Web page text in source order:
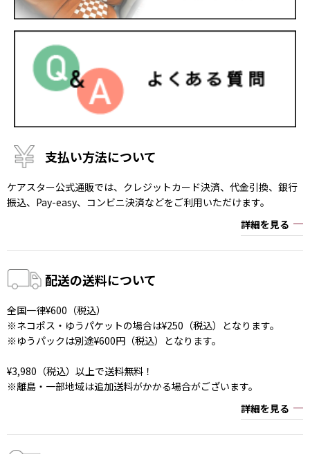
支払い方法について
ケアスター公式通販では、クレジットカード決済、代金引換、銀行
振込、Pay-easy、コンビニ決済などをご利用いただけます。
詳細を見る
配送の送料について
全国一律¥600（税込）
※ネコポス・ゆうパケットの場合は¥250（税込）となります。
※ゆうパックは別途¥600円（税込）となります。
¥3,980（税込）以上で送料無料！
※離島・一部地域は追加送料がかかる場合がございます。
詳細を見る